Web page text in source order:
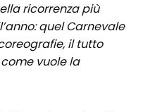
ricorrenza più
quel Carnevale
il tutto
vuole la